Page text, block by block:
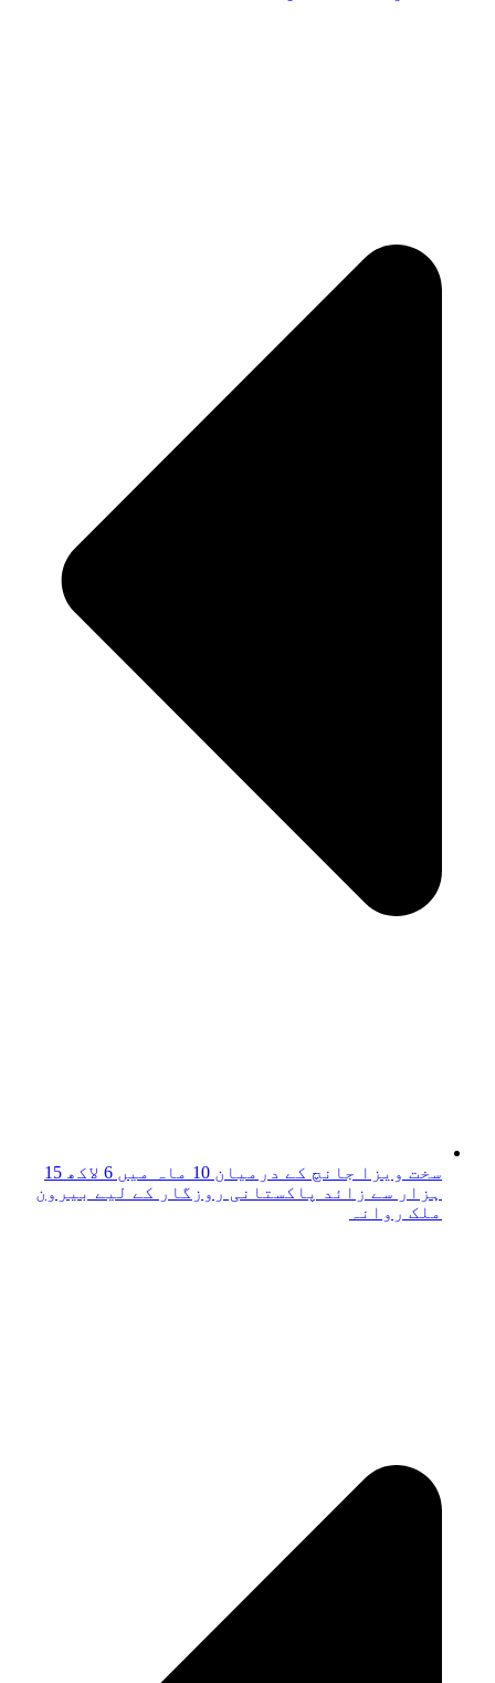
سخت ویزا جانچ کے درمیان 10 ماہ میں 6 لاکھ 15
ہزار سے زائد پاکستانی روزگار کے لیے بیرون
ملک روانہ